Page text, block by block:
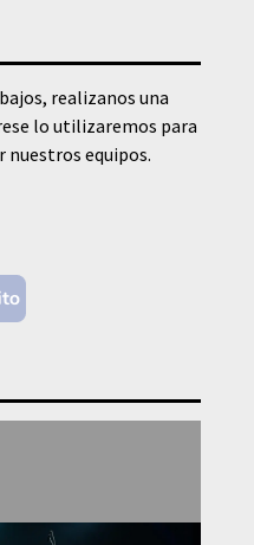
realizanos una
lo utilizaremos para
equipos.